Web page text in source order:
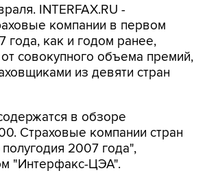
INTERFAX.RU -
компании в первом
года, как и годом ранее,
совокупного объема премий,
из девяти стран
в обзоре
Страховые компании стран
2007 года",
"Интерфакс-ЦЭА".